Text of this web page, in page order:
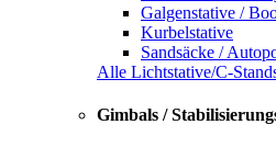
Galgenstative /
Kurbelstative
Sandsäcke /
Alle Lichtstative/C-
Gimbals /